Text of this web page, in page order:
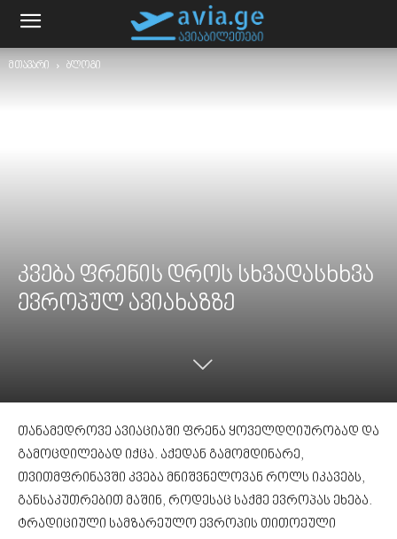
მთავარი ბლოგი
კვება ფრენის დროს სხვადასხხვა
ევროპულ ავიახაზზე
თანამედროვე ავიაციაში ფრენა ყოველდღიურობად და
გამოცდილებად იქცა. აქედან გამომდინარე,
თვითმფრინავში კვება მნიშვნელოვან როლს იკავებს,
განსაკუთრებით მაშინ, როდესაც საქმე ევროპას ეხება.
ტრადიციული სამზარეულო ევროპის თითოეული